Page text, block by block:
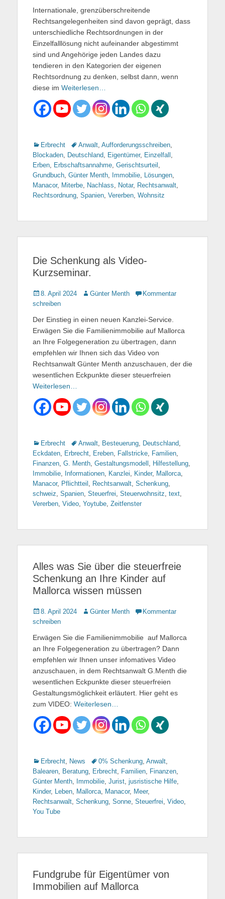
Internationale, grenzüberschreitende
Rechtsangelegenheiten sind davon geprägt, dass
unterschiedliche Rechtsordnungen in der
Einzelfalllösung nicht aufeinander abgestimmt
sind und Angehörige jeden Landes dazu
tendieren in den Kategorien der eigenen
Rechtsordnung zu denken, selbst dann, wenn
diese im Weiterlesen…
Kategorien
Erbrecht TagsAnwalt, Aufforderungsschreiben,
Blockaden, Deutschland, Eigentümer, Einzelfall ,
Erben, Erbschaftsannahme, Gerischtsurteil ,
Grundbuch, Günter Menth, Immobilie, Lösungen,
Manacor, Miterbe, Nachlass, Notar, Rechtsanwalt,
Rechtsordnung, Spanien, Vererben, Wohnsitz
Die Schenkung als Video-
Kurzseminar.
Gepostet
am
8. April 2024 AutorGünter Menth
Kommentar
schreiben
Der Einstieg in einen neuen Kanzlei-Service.
Erwägen Sie die Familienimmobilie auf Mallorca
an Ihre Folgegeneration zu übertragen, dann
empfehlen wir Ihnen sich das Video von
Rechtsanwalt Günter Menth anzuschauen, der die
wesentlichen Eckpunkte dieser steuerfreien
Weiterlesen…
Kategorien
Erbrecht TagsAnwalt, Besteuerung, Deutschland,
Eckdaten, Erbrecht, Ereben, Fallstricke, Familien,
Finanzen, G. Menth, Gestaltungsmodell , Hilfestellung,
Immobilie, Informationen, Kanzlei, Kinder, Mallorca,
Manacor, Pflichtteil , Rechtsanwalt, Schenkung,
schweiz, Spanien, Steuerfrei, Steuerwohnsitz, text,
Vererben, Video, Yoytube, Zeitfenster
Alles was Sie über die steuerfreie
Schenkung an Ihre Kinder auf
Mallorca wissen müssen
Gepostet
am
8. April 2024 AutorGünter Menth
Kommentar
schreiben
Erwägen Sie die Familienimmobilie auf Mallorca
an Ihre Folgegeneration zu übertragen? Dann
empfehlen wir Ihnen unser infomatives Video
anzuschauen, in dem Rechtsanwalt G.Menth die
wesentlichen Eckpunkte dieser steuerfreien
Gestaltungsmöglichkeit erläutert. Hier geht es
zum VIDEO: Weiterlesen…
Kategorien
Erbrecht, News Tags0% Schenkung, Anwalt,
Balearen, Beratung, Erbrecht, Familien, Finanzen,
Günter Menth, Immobilie, Jurist, jusristische Hilfe,
Kinder, Leben, Mallorca, Manacor, Meer,
Rechtsanwalt, Schenkung, Sonne, Steuerfrei, Video,
You Tube
Fundgrube für Eigentümer von
Immobilien auf Mallorca